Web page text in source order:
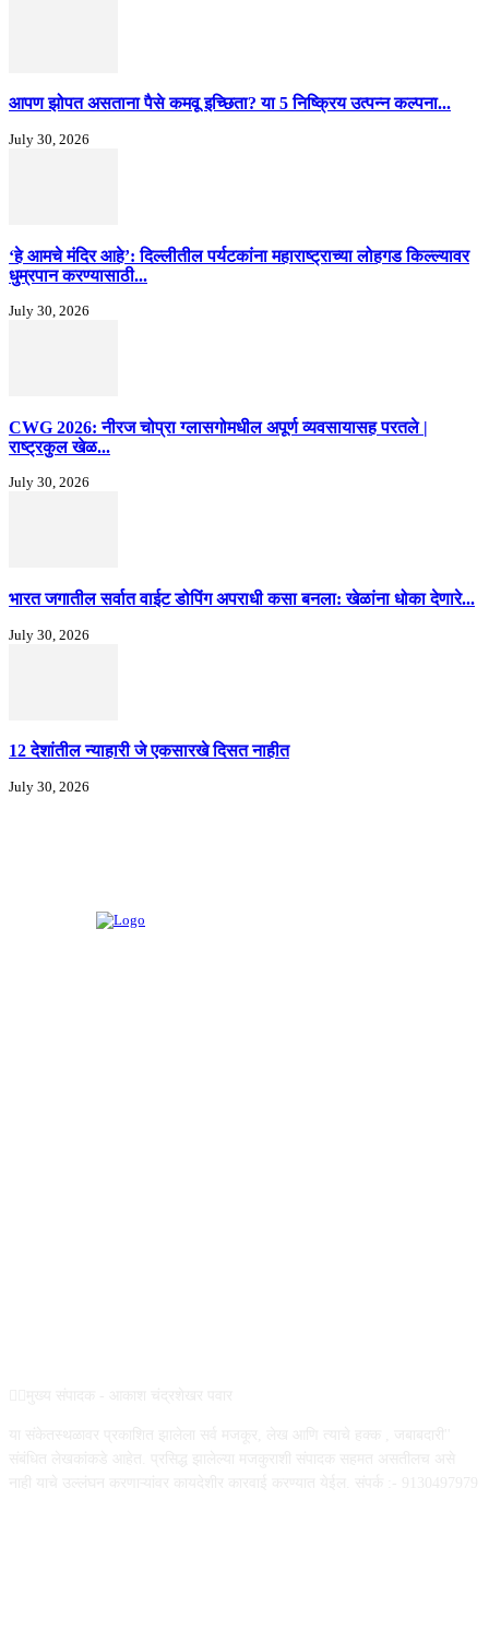
आपण झोपत असताना पैसे कमवू इच्छिता? या 5 निष्क्रिय उत्पन्न कल्पना...
July 30, 2026
‘हे आमचे मंदिर आहे’: दिल्लीतील पर्यटकांना महाराष्ट्राच्या लोहगड किल्ल्यावर
धुम्रपान करण्यासाठी...
July 30, 2026
CWG 2026: नीरज चोप्रा ग्लासगोमधील अपूर्ण व्यवसायासह परतले |
राष्ट्रकुल खेळ...
July 30, 2026
भारत जगातील सर्वात वाईट डोपिंग अपराधी कसा बनला: खेळांना धोका देणारे...
July 30, 2026
12 देशांतील न्याहारी जे एकसारखे दिसत नाहीत
July 30, 2026